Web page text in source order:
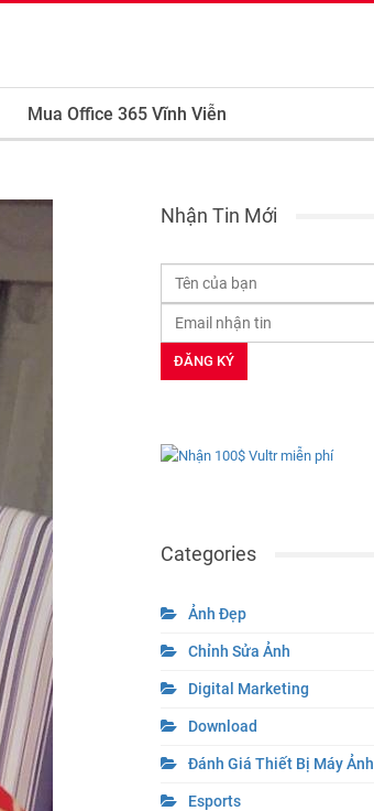
Mua Office 365 Vĩnh Viễn
Nhận Tin Mới
Categories
Ảnh Đẹp
Chỉnh Sửa Ảnh
Digital Marketing
Download
Đánh Giá Thiết Bị Máy Ảnh
Esports